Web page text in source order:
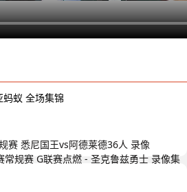
蚁 全场集锦
赛 悉尼国王vs阿德莱德36人 录像
常规赛 G联赛点燃 - 圣克鲁兹勇士 录像集